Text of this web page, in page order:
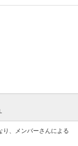
り、メンバーさんによる